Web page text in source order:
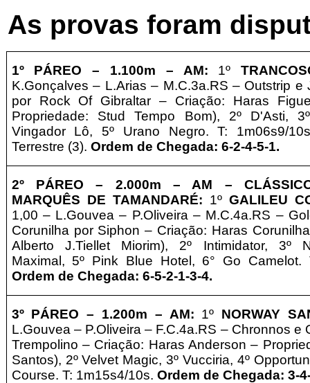
As provas foram
1º PÁREO – 1.100m – AM: 1º
K.Gonçalves – L.Arias – M.C.3a.RS – Outstrip e
por Rock Of Gibraltar – Criação: Haras
Propriedade: Stud Tempo Bom), 2º D'Asti,
Vingador Lô, 5º Urano Negro. T: 1m06s9/
Terrestre (3). Ordem de Chegada: 6-2-4-5-1.
2º PÁREO – 2.000m – AM –
MARQUÊS DE TAMANDARÉ: 1º GALILEU
1,00 – L.Gouvea – P.Oliveira – M.C.4a.RS –
Corunilha por Siphon – Criação: Haras
Alberto J.Tiellet Miorim), 2º Intimidator, 3º
Maximal, 5º Pink Blue Hotel, 6° Go Camelot.
Ordem de Chegada: 6-5-2-1-3-4.
3º PÁREO – 1.200m – AM: 1º NORWAY
L.Gouvea – P.Oliveira – F.C.4a.RS – Chronnos e
Trempolino – Criação: Haras Anderson –
Santos), 2º Velvet Magic, 3º Vucciria, 4º
Course. T: 1m15s4/10s. Ordem de Chegada: 3-